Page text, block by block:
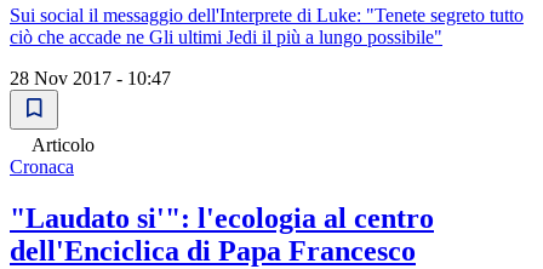
Sui social il messaggio dell'Interprete di Luke: "Tenete segreto tutto
ciò che accade ne Gli ultimi Jedi il più a lungo possibile"
28 Nov 2017 - 10:47
Articolo
Cronaca
"Laudato si'": l'ecologia al centro
dell'Enciclica di Papa Francesco